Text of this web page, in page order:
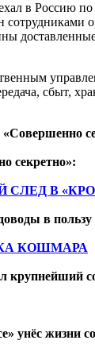
в Россию
сотрудниками
сбыт,
секретно»:
СЛЕД В
в
КОШМАРА
крупнейший
унёс жизни